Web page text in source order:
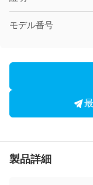
モデル番号
製品詳細